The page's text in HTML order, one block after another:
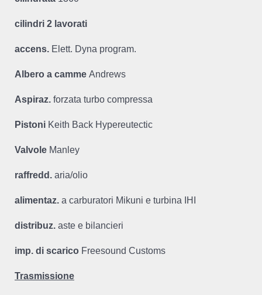
cilindri 2 lavorati
accens. Elett. Dyna program.
Albero a camme Andrews
Aspiraz. forzata turbo compressa
Pistoni Keith Back Hypereutectic
Valvole Manley
raffredd. aria/olio
alimentaz. a carburatori Mikuni e turbina IHI
distribuz. aste e bilancieri
imp. di scarico Freesound Customs
Trasmissione